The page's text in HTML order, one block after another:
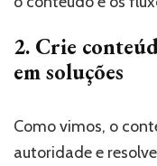
2. Crie
em soluções
Como vimos, o
autoridade e